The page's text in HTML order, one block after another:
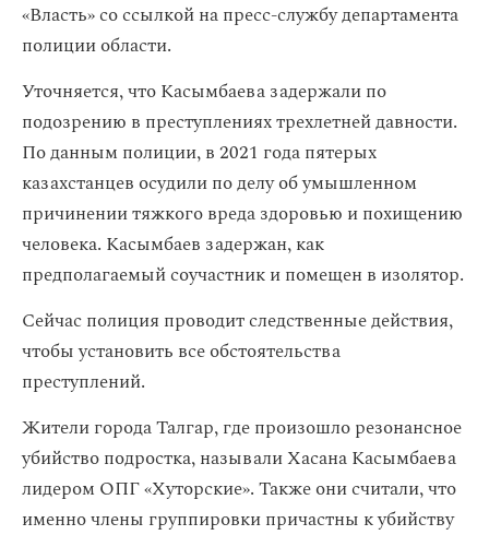
«Власть» со ссылкой на пресс-службу департамента
полиции области.
Уточняется, что Касымбаева задержали по
подозрению в преступлениях трехлетней давности.
По данным полиции, в 2021 года пятерых
казахстанцев осудили по делу об умышленном
причинении тяжкого вреда здоровью и похищению
человека. Касымбаев задержан, как
предполагаемый соучастник и помещен в изолятор.
Сейчас полиция проводит следственные действия,
чтобы установить все обстоятельства
преступлений.
Жители города Талгар, где произошло резонансное
убийство подростка, называли Хасана Касымбаева
лидером ОПГ «Хуторские». Также они считали, что
именно члены группировки причастны к убийству